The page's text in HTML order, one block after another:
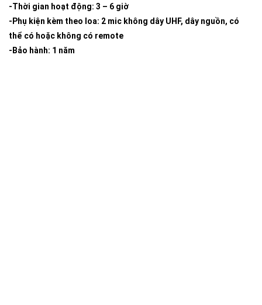
-Thời gian hoạt động: 3 – 6 giờ
-Phụ kiện kèm theo loa: 2 mic không dây UHF, dây nguồn, có
thể có hoặc không có remote
-Bảo hành: 1 năm